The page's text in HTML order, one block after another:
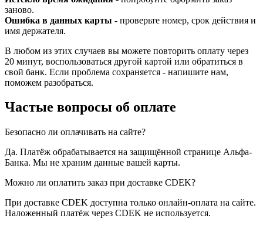
заново.
Ошибка в данных карты - проверьте номер, срок действия и
имя держателя.
В любом из этих случаев вы можете повторить оплату через
20 минут, воспользоваться другой картой или обратиться в
свой банк. Если проблема сохраняется - напишите нам,
поможем разобраться.
Частые вопросы об оплате
Безопасно ли оплачивать на сайте?
Да. Платёж обрабатывается на защищённой странице Альфа-
Банка. Мы не храним данные вашей карты.
Можно ли оплатить заказ при доставке CDEK?
При доставке CDEK доступна только онлайн-оплата на сайте.
Наложенный платёж через CDEK не используется.